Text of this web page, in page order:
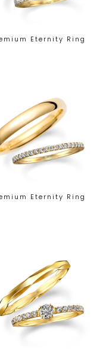
Eternity Ring
Eternity Ring